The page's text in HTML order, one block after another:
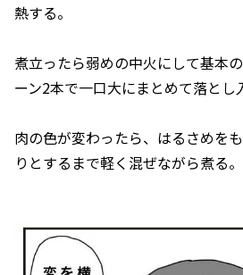
熱する。
煮立ったら弱めの中火にして基本
ーン2本で一口大にまとめて落とし
肉の色が変わったら、はるさめを
りとするまで軽く混ぜながら煮る。